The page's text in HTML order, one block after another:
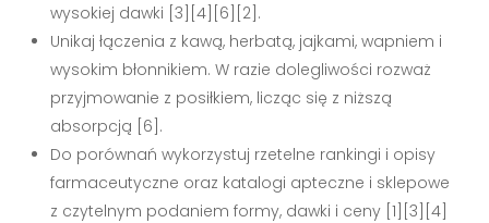
wysokiej dawki [3][4][6][2].
Unikaj łączenia z kawą, herbatą, jajkami, wapniem i
wysokim błonnikiem. W razie dolegliwości rozważ
przyjmowanie z posiłkiem, licząc się z niższą
absorpcją [6].
Do porównań wykorzystuj rzetelne rankingi i opisy
farmaceutyczne oraz katalogi apteczne i sklepowe
z czytelnym podaniem formy, dawki i ceny [1][3][4]